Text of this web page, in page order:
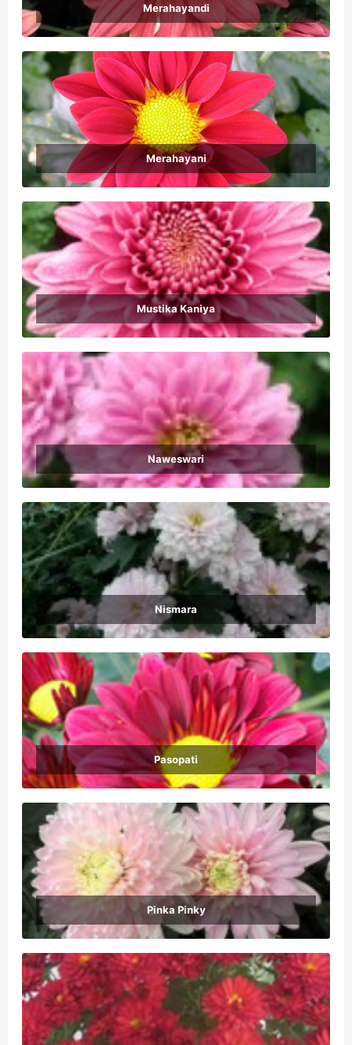
Merahayandi
Merahayani
Mustika Kaniya
Naweswari
Nismara
Pasopati
Pinka Pinky